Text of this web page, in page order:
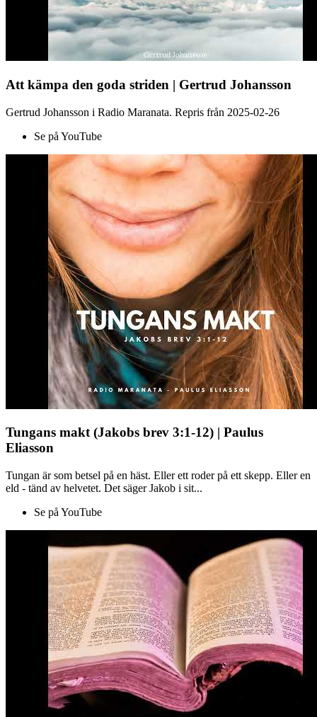
Att kämpa den goda striden | Gertrud Johansson
Gertrud Johansson i Radio Maranata. Repris från 2025-02-26
Se på YouTube
Tungans makt (Jakobs brev 3:1-12) | Paulus
Eliasson
Tungan är som betsel på en häst. Eller ett roder på ett skepp. Eller en
eld - tänd av helvetet. Det säger Jakob i sit...
Se på YouTube